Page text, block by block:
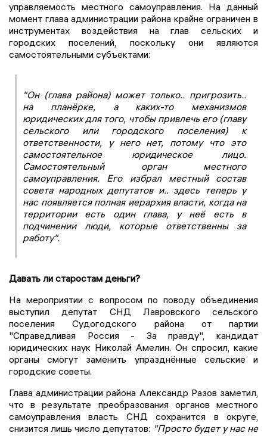
управляемость местного самоуправления. На данный
момент глава администрации района крайне ограничен в
инструментах воздействия на глав сельских и
городских поселений, поскольку они являются
самостоятельными субъектами:
"Он (глава района) может только.. пригрозить..
на планёрке, а каких-то механизмов
юридических для того, чтобы привлечь его (главу
сельского или городского поселения) к
ответственности, у него нет, потому что это
самостоятельное юридическое лицо.
Самостоятельный орган местного
самоуправления. Его избрал местный состав
совета народных депутатов и.. здесь теперь у
нас появляется полная иерархия власти, когда на
территории есть один глава, у неё есть в
подчинении люди, которые ответственны за
работу".
Давать ли старостам деньги?
На мероприятии с вопросом по поводу объединения
выступил депутат СНД Лавровского сельского
поселения Судогодского района от партии
"Справедливая Россия - За правду", кандидат
юридических наук Николай Амелин. Он спросил, какие
органы смогут заменить упразднённые сельские и
городские советы.
Глава администрации района Александр Разов заметил,
что в результате преобразования органов местного
самоуправления власть СНД сохранится в округе,
снизится лишь число депутатов: "Просто будет у нас не